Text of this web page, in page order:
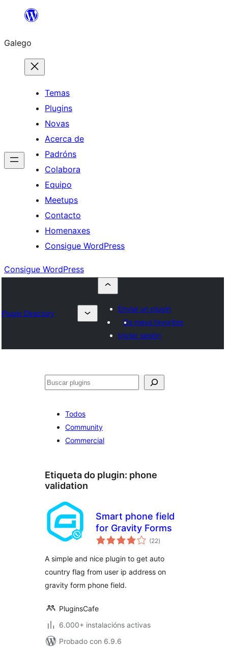
Saltar
contido
Galego
Temas
Plugins
Novas
Acerca de
Padróns
Colabora
Equipo
Meetups
Contacto
Homenaxes
Consigue WordPress
Consigue WordPress
Plugin Directory
Enviar un plugin
Os meus favoritos
Iniciar sesión
Buscar
Todos
Community
Commercial
Etiqueta do plugin: phone
validation
Smart phone field
for Gravity Forms
(22valoracións
totais
)
A simple and nice plugin to get auto
country flag from user ip address on
gravity form phone field.
PluginsCafe
6.000+ instalacións activas
Probado con 6.9.6